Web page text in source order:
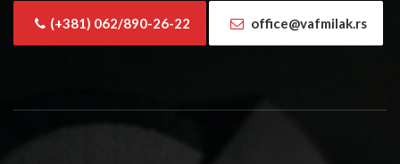
(+381) 062/890-26-22 office@vafmilak.rs